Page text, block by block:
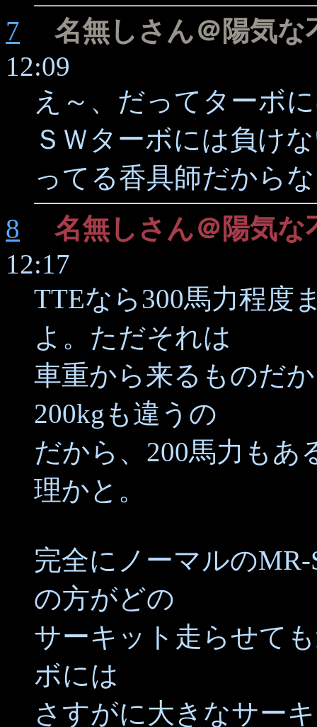
7
名無しさん＠陽気な
12:09
え～、だってターボ
ＳＷターボには負け
ってる香具師だから
8
名無しさん＠陽気な
12:17
TTEなら300馬力程度
よ。ただそれは
車重から来るものだ
200kgも違うの
だから、200馬力もあ
理かと。
完全にノーマルの
の方がどの
サーキット走らせて
ボには
さすがに大きなサー